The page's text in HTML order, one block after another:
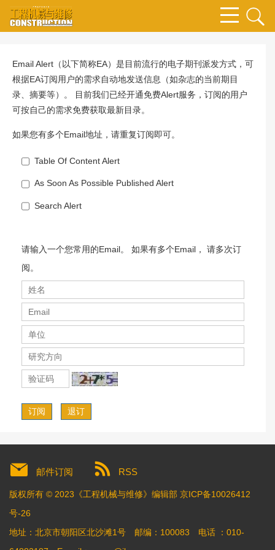
Email Alert（以下简称EA）是目前流行的电子期刊派发方式，可
根据EA订阅用户的需求自动地发送信息（如杂志的当前期目
录、摘要等）。 目前我们已经开通免费Alert服务，订阅的用户
可按自己的需求免费获取最新目录。
如果您有多个Email地址，请重复订阅即可。
Table Of Content Alert
As Soon As Possible Published Alert
Search Alert
请输入一个您常用的Email。 如果有多个Email， 请多次订
阅。
订阅 退订
邮件订阅 RSS
版权所有 © 2023《工程机械与维修》编辑部 京ICP备10026412
号-26
地址：北京市朝阳区北沙滩1号
邮编：100083
电话 ：010-